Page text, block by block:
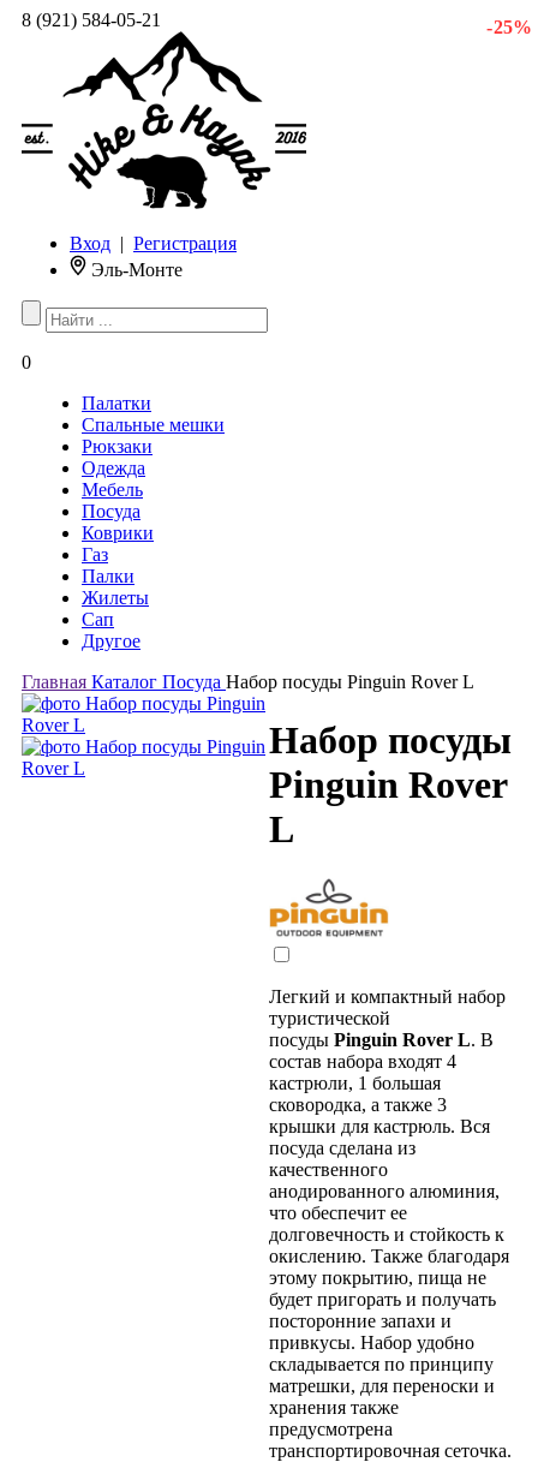
8 (921) 584-05-21
Вход | Регистрация
Эль-Монте
0
Палатки
Спальные мешки
Рюкзаки
Одежда
Мебель
Посуда
Коврики
Газ
Палки
Жилеты
Сап
Другое
Главная Каталог Посуда Набор посуды Pinguin Rover L
- 25 %
Набор посуды
Pinguin Rover
L
Легкий и компактный набор
туристической
посуды Pinguin Rover L. В
состав набора входят 4
кастрюли, 1 большая
сковородка, а также 3
крышки для кастрюль. Вся
посуда сделана из
качественного
анодированного алюминия,
что обеспечит ее
долговечность и стойкость к
окислению. Также благодаря
этому покрытию, пища не
будет пригорать и получать
посторонние запахи и
привкусы. Набор удобно
складывается по принципу
матрешки, для переноски и
хранения также
предусмотрена
транспортировочная сеточка.